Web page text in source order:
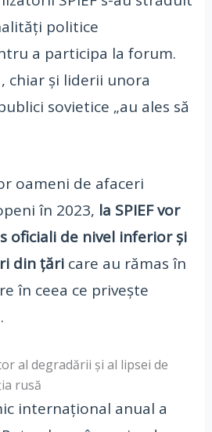
politice
a participa la forum.
chiar și liderii unora
sovietice „au ales să
oameni de afaceri
în 2023, la SPIEF vor
oficiali de nivel inferior și
din țăricare au rămas în
în ceea ce privește
al degradării și al lipsei de
rusă
internațional anual a